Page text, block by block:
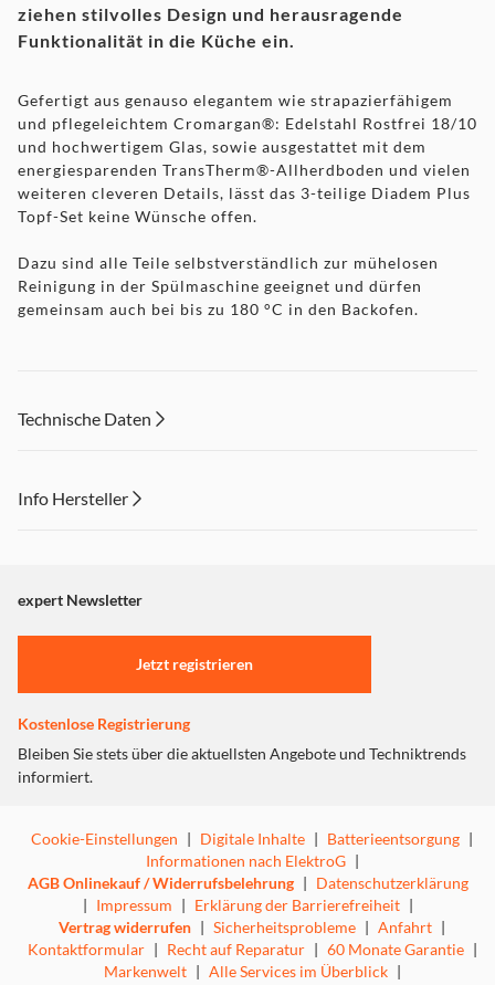
ziehen stilvolles Design und herausragende
Funktionalität in die Küche ein.
Gefertigt aus genauso elegantem wie strapazierfähigem
und pflegeleichtem Cromargan®: Edelstahl Rostfrei 18/10
und hochwertigem Glas, sowie ausgestattet mit dem
energiesparenden TransTherm®-Allherdboden und vielen
weiteren cleveren Details, lässt das 3-teilige Diadem Plus
Topf-Set keine Wünsche offen.
Dazu sind alle Teile selbstverständlich zur mühelosen
Reinigung in der Spülmaschine geeignet und dürfen
gemeinsam auch bei bis zu 180 °C in den Backofen.
Technische Daten
Info Hersteller
"Marketing".
Einstellungen anpassen
expert Newsletter
Jetzt registrieren
Kostenlose Registrierung
Bleiben Sie stets über die aktuellsten Angebote und Techniktrends
informiert.
Cookie-Einstellungen | Digitale Inhalte | Batterieentsorgung |
Informationen nach ElektroG |
AGB Onlinekauf / Widerrufsbelehrung | Datenschutzerklärung
| Impressum | Erklärung der Barrierefreiheit |
Vertrag widerrufen | Sicherheitsprobleme | Anfahrt |
Kontaktformular | Recht auf Reparatur | 60 Monate Garantie |
Markenwelt | Alle Services im Überblick |